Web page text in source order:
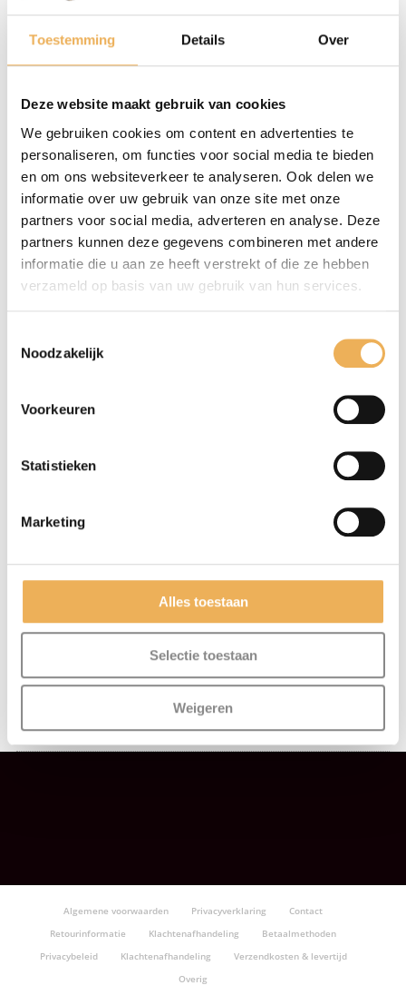
Toestemming Details Over
Deze website maakt gebruik van cookies
We gebruiken cookies om content en advertenties te
personaliseren, om functies voor social media te bieden
en om ons websiteverkeer te analyseren. Ook delen we
informatie over uw gebruik van onze site met onze
partners voor social media, adverteren en analyse. Deze
partners kunnen deze gegevens combineren met andere
informatie die u aan ze heeft verstrekt of die ze hebben
verzameld op basis van uw gebruik van hun services.
Noodzakelijk
Voorkeuren
Statistieken
Marketing
Alles toestaan
Selectie toestaan
Weigeren
Bloemmahonie
Divers wortel (3)
Eikenwortel (2)
Iepenwortel (9)
Noten (26)
Populierwortel (19)
Taxus (3)
Kantfineer en melamine
Meubelbeslag
Schroeven (92)
Schuurproducten (30)
Vuller (56)
Algemene voorwaarden Privacyverklaring
Contact
Retourinformatie
Klachtenafhandeling
Betaalmethoden
Privacybeleid
Klachtenafhandeling
Verzendkosten & levertijd
Overig